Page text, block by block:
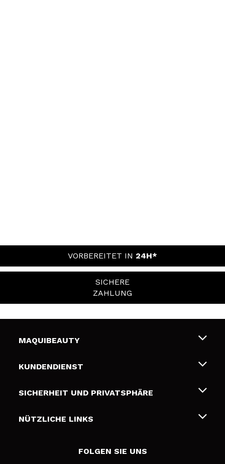
VORBEREITET IN 24H*
SICHERE
ZAHLUNG
MAQUIBEAUTY
Über uns
Geschenkkarten
KUNDENDIENST
Liefer- und Versandkosten
Zahlung
SICHERHEIT UND PRIVATSPHÄRE
Bedingungen und Datenschutz
NÜTZLICHE LINKS
FOLGEN SIE UNS